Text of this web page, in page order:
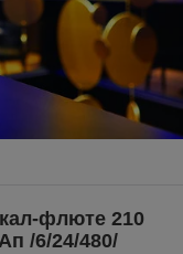
флюте 210
/6/24/480/